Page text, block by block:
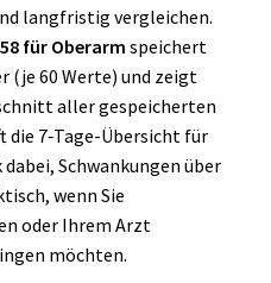
langfristig vergleichen.
für Oberarm speichert
(je 60 Werte) und zeigt
aller gespeicherten
die 7‑Tage-Übersicht für
Schwankungen über
wenn Sie
oder Ihrem Arzt
möchten.